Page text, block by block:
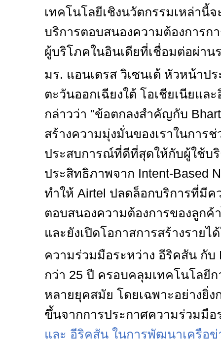
เทคโนโลยีเชิงนวัตกรรมเหล่านี้
บริการตอบสนองความต้องการก
ผู้บริโภคในอินเดียที่เชื่อมต่อผ่าน
มร. แอนเดรส วิเซนเต้ หัวหน้าปร
ตะวันออกเฉียงใต้ โอเชียเนียและ
กล่าวว่า "ข้อตกลงสำคัญกับ
สร้างความมุ่งมั่นของเราในการ
ประสบการณ์ที่ดีที่สุดให้กับผู้ใช้บริ
ประสิทธิภาพจาก Intent-Based
ทำให้ Airtel ปลดล็อกบริการที่มีค
ตอบสนองความต้องการของลูก
และยังเปิดโอกาสการสร้างราย
ความร่วมมือระหว่าง อีริคสัน กับ
กว่า 25 ปี ครอบคลุมเทคโนโลยี
หลายยุคสมัย โดยเฉพาะอย่างยิ่ง
ขึ้นจากการประกาศความร่วมมือ
และ อีริคสัน ในการพัฒนาเครือข่